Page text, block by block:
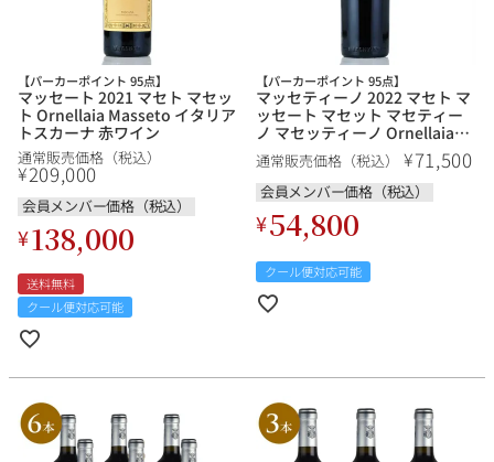
【パーカーポイント 95点】
マッセート 2021 マセト マセッ
ト Ornellaia Masseto イタリア
トスカーナ 赤ワイン
通常販売価格（税込）
¥209,000
会員メンバー価格（税込）
¥138,000
送料無料
クール便対応可能
【パーカーポイント 95点】
マッセティーノ 2022 マセト マ
ッセート マセット マセティー
ノ マセッティーノ Ornellaia
Massetino イタリア トスカー
ナ 赤ワイン
通常販売価格（税込） ¥71,500
会員メンバー価格（税込）
¥54,800
クール便対応可能